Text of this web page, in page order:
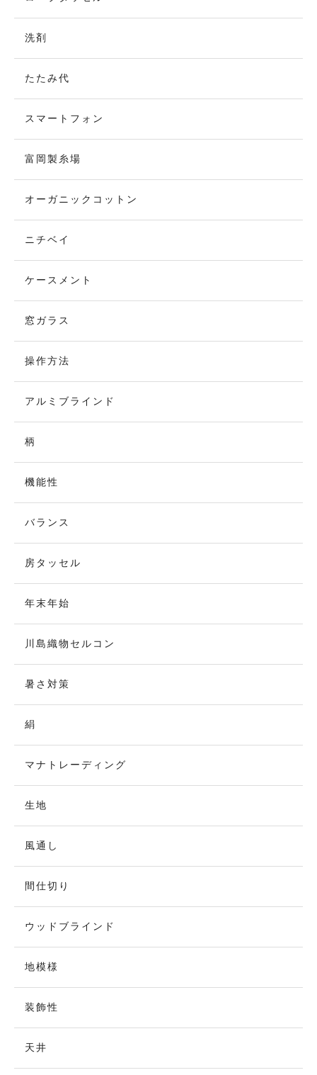
洗剤
たたみ代
スマートフォン
富岡製糸場
オーガニックコットン
ニチベイ
ケースメント
窓ガラス
操作方法
アルミブラインド
柄
機能性
バランス
房タッセル
年末年始
川島織物セルコン
暑さ対策
絹
マナトレーディング
生地
風通し
間仕切り
ウッドブラインド
地模様
装飾性
天井